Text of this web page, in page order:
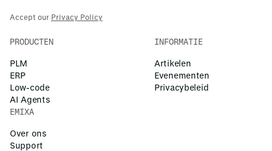
Accept our Privacy Policy
PRODUCTEN
PLM
ERP
Low-code
AI Agents
INFORMATIE
Artikelen
Evenementen
Privacybeleid
EMIXA
Over ons
Support